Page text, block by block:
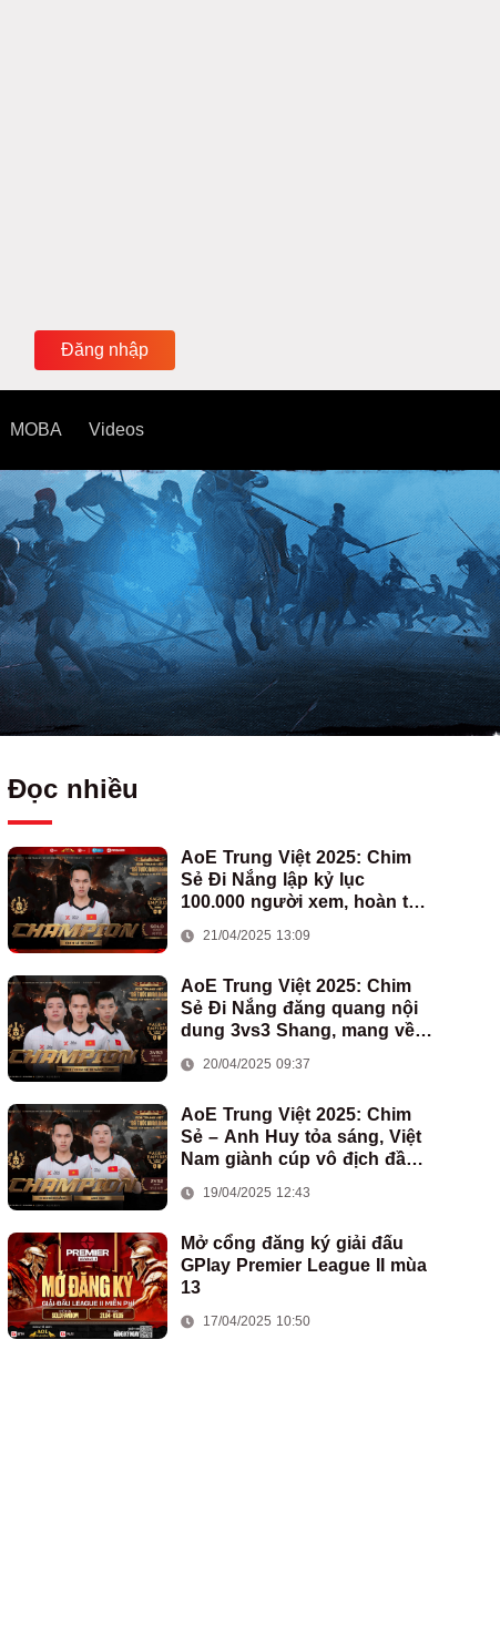
Đăng nhập
MOBA Videos
Đọc nhiều
AoE Trung Việt 2025: Chim
Sẻ Đi Nắng lập kỷ lục
100.000 người xem, hoàn tất
Việt Nam
21/04/2025 13:09
AoE Trung Việt 2025: Chim
Sẻ Đi Nắng đăng quang nội
dung 3vs3 Shang, mang về
đoàn AoE Việt Nam
20/04/2025 09:37
AoE Trung Việt 2025: Chim
Sẻ – Anh Huy tỏa sáng, Việt
Nam giành cúp vô địch đầu
19/04/2025 12:43
Mở cổng đăng ký giải đấu
GPlay Premier League II mùa
13
17/04/2025 10:50